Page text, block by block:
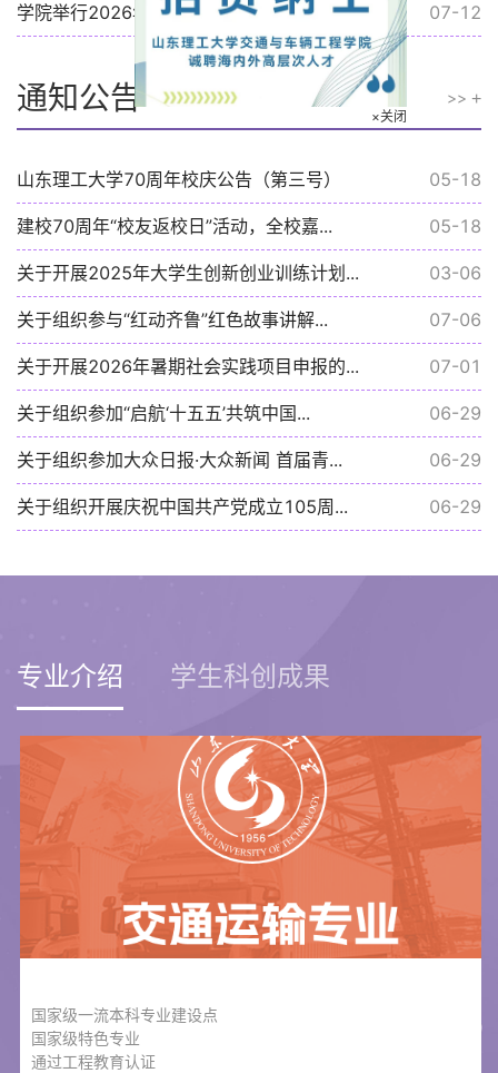
学院举行2026年暑期社会实践出征仪式 07-12
通知公告 >>
山东理工大学70周年校庆公告（第三号） 05-18
建校70周年“校友返校日”活动，全校嘉... 05-18
关于开展2025年大学生创新创业训练计划... 03-06
关于组织参与“红动齐鲁”红色故事讲解... 07-06
关于开展2026年暑期社会实践项目申报的... 07-01
关于组织参加“启航‘十五五’共筑中国... 06-29
关于组织参加大众日报·大众新闻 首届青... 06-29
关于组织开展庆祝中国共产党成立105周... 06-29
专业介绍 学生科创成果
国家级一流本科专业建设点
国家级特色专业
通过工程教育认证